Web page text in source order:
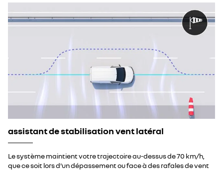
assistant de stabilisation vent latéral
Le système maintient votre trajectoire au-dessus de 70 km/h,
que ce soit lors d'un dépassement ou face à des rafales de vent